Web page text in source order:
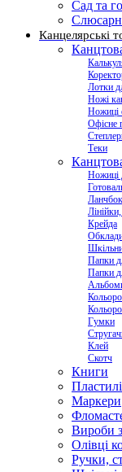
Сад та
Канцелярські
Лотки
Ножі
Ножиці
Офісне
Теки
Ножиці
Крейда
Папки
Папки
Гумки
Клей
Скотч
Книги
Маркери
Вироби
Олівці
Ручки,